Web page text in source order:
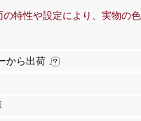
特性や設定により、実物の
から出荷